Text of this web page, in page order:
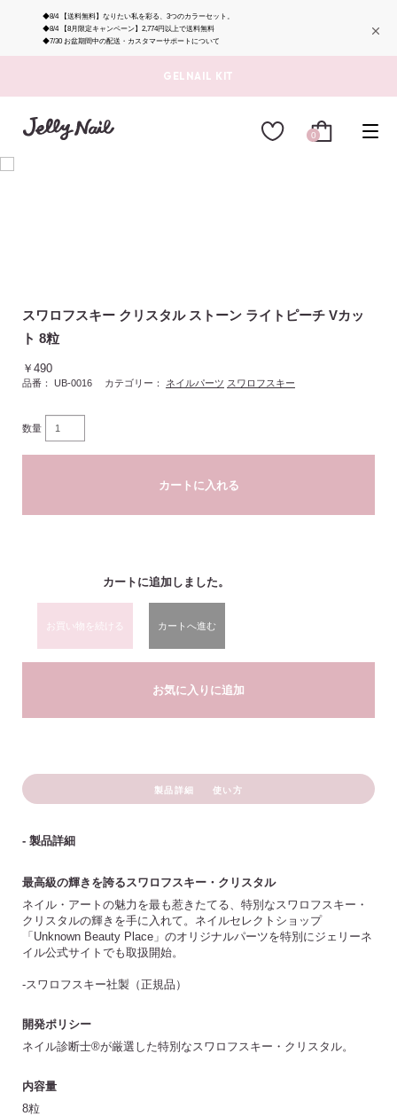
◆8/4 【送料無料】なりたい私を彩る、3つのカラーセット。
◆8/4 【8月限定キャンペーン】2,774円以上で送料無料
◆7/30お盆期間中の配送・カスタマーサポートについて
GELNAIL KIT
0
スワロフスキー クリスタル ストーン ライトピーチ Vカッ
ト 8粒
￥490
品番： UB-0016 カテゴリー： ネイルパーツ スワロフスキー
数量
カートに入れる
カートに追加しました。
お買い物を続ける カートへ進む
お気に入りに追加
製品詳細 使い方
- 製品詳細
最高級の輝きを誇るスワロフスキー・クリスタル
ネイル・アートの魅力を最も惹きたてる、特別なスワロフスキー・
クリスタルの輝きを手に入れて。ネイルセレクトショップ
「Unknown Beauty Place」のオリジナルパーツを特別にジェリーネ
イル公式サイトでも取扱開始。
-スワロフスキー社製（正規品）
開発ポリシー
ネイル診断士®が厳選した特別なスワロフスキー・クリスタル。
内容量
8粒